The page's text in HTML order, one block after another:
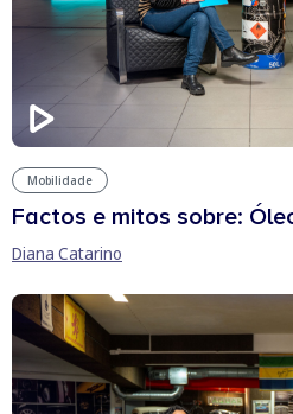
Mobilidade
Factos e mitos sobre:
Diana Catarino